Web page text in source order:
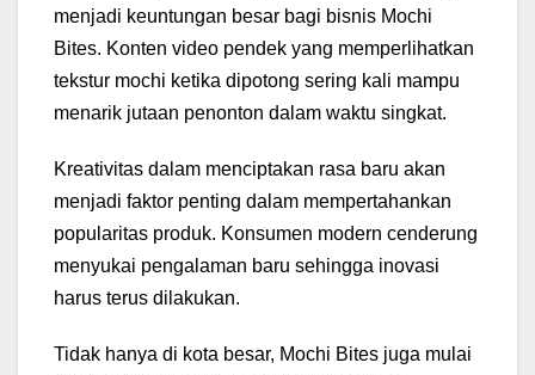
menjadi keuntungan besar bagi bisnis Mochi
Bites. Konten video pendek yang memperlihatkan
tekstur mochi ketika dipotong sering kali mampu
menarik jutaan penonton dalam waktu singkat.
Kreativitas dalam menciptakan rasa baru akan
menjadi faktor penting dalam mempertahankan
popularitas produk. Konsumen modern cenderung
menyukai pengalaman baru sehingga inovasi
harus terus dilakukan.
Tidak hanya di kota besar, Mochi Bites juga mulai